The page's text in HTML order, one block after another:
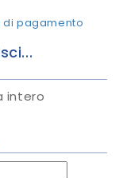
pagamento
intero